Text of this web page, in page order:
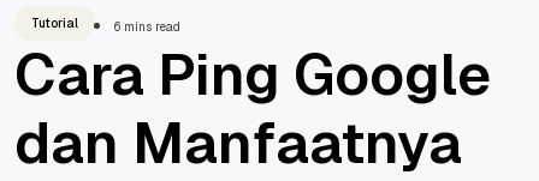
Tutorial 6 mins read
Cara Ping Google
dan Manfaatnya